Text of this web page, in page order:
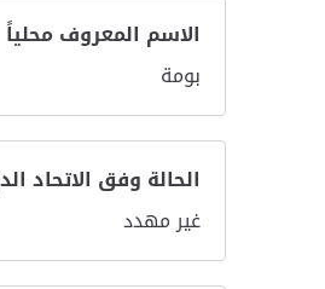
الاسم المعروف محلياً
بومة
الحالة وفق الاتحاد
غير مهدد